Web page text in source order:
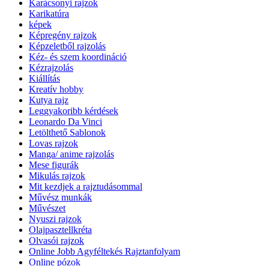
Karácsonyi rajzok
Karikatúra
képek
Képregény rajzok
Képzeletből rajzolás
Kéz- és szem koordináció
Kézrajzolás
Kiállítás
Kreatív hobby
Kutya rajz
Leggyakoribb kérdések
Leonardo Da Vinci
Letölthető Sablonok
Lovas rajzok
Manga/ anime rajzolás
Mese figurák
Mikulás rajzok
Mit kezdjek a rajztudásommal
Művész munkák
Művészet
Nyuszi rajzok
Olajpasztellkréta
Olvasói rajzok
Online Jobb Agyféltekés Rajztanfolyam
Online pózok